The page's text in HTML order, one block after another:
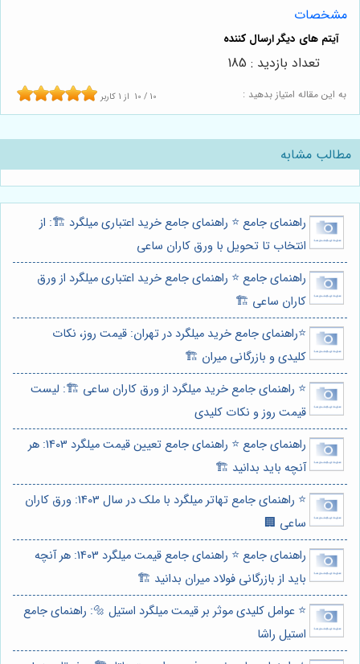
مشخصات
به این مقاله امتیاز بدهید : 10 / 10 از 1 کاربر
تعداد بازدید : 185
مطالب مشابه
راهنمای جامع ⭐️ راهنمای جامع خرید اعتباری میلگرد 🏗️: از
انتخاب تا تحویل با ورق کاران ساعی
راهنمای جامع ⭐️ راهنمای جامع خرید اعتباری میلگرد از ورق
کاران ساعی 🏗️
⭐️راهنمای جامع خرید میلگرد در تهران: قیمت روز، نکات
کلیدی و بازرگانی میران 🏗️
⭐️ راهنمای جامع خرید میلگرد از ورق کاران ساعی 🏗️: لیست
قیمت روز و نکات کلیدی
راهنمای جامع ⭐️ راهنمای جامع تعیین قیمت میلگرد 1403: هر
آنچه باید بدانید 🏗️
⭐️ راهنمای جامع تهاتر میلگرد با ملک در سال 1403: ورق کاران
ساعی 🏢
راهنمای جامع ⭐️ راهنمای جامع قیمت میلگرد 1403: هر آنچه
باید از بازرگانی فولاد میران بدانید 🏗️
⭐️ عوامل کلیدی موثر بر قیمت میلگرد استیل 🔩: راهنمای جامع
استیل راشا